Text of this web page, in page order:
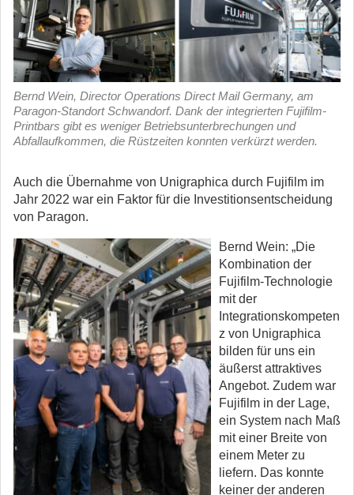
Bernd Wein, Director Operations Direct Mail Germany, am
Paragon-Standort Schwandorf. Dank der integrierten Fujifilm-
Printbars gibt es weniger Betriebsunterbrechungen und
Abfallaufkommen, die Rüstzeiten konnten verkürzt werden.
Auch die Übernahme von Unigraphica durch Fujifilm im
Jahr 2022 war ein Faktor für die Investitionsentscheidung
von Paragon.
Bernd Wein: „Die
Kombination der
Fujifilm-Technologie
mit der
Integrationskompeten
z von Unigraphica
bilden für uns ein
äußerst attraktives
Angebot. Zudem war
Fujifilm in der Lage,
ein System nach Maß
mit einer Breite von
einem Meter zu
liefern. Das konnte
keiner der anderen